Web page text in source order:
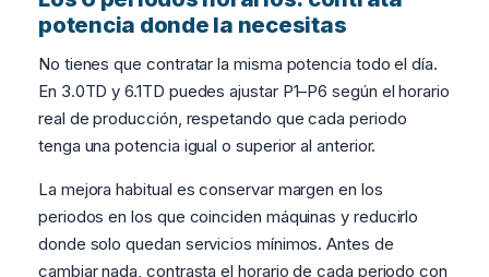
potencia donde la necesitas
No tienes que contratar la misma potencia todo el día.
En 3.0TD y 6.1TD puedes ajustar P1–P6 según el horario
real de producción, respetando que cada periodo
tenga una potencia igual o superior al anterior.
La mejora habitual es conservar margen en los
periodos en los que coinciden máquinas y reducirlo
donde solo quedan servicios mínimos. Antes de
cambiar nada, contrasta el horario de cada periodo con